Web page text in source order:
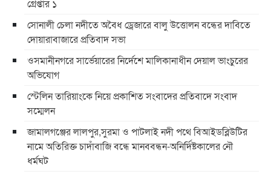
গ্রেপ্তার ১
সোনালী চেলা নদীতে অবৈধ ড্রেজারে বালু উত্তোলন বন্ধের দাবিতে
দোয়ারাবাজারে প্রতিবাদ সভা
ওসমানীনগরে সার্ভেয়ারের নির্দেশে মালিকানাধীন দেয়াল ভাংচুরের
অভিযোগ
স্টেলিন তারিয়াংকে নিয়ে প্রকাশিত সংবাদের প্রতিবাদে সংবাদ
সম্মেলন
জামালগঞ্জের লালপুর,সুরমা ও পাটলাই নদী পথে বিআইডব্লিউটির
নামে অতিরিক্ত চাদাঁবাজি বন্ধে মানববন্ধন-অনির্দিষ্টকালের নৌ
ধর্মঘট